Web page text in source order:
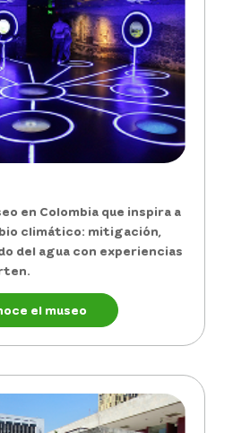
en Colombia que inspira a
climático: mitigación,
del agua con experiencias
el museo